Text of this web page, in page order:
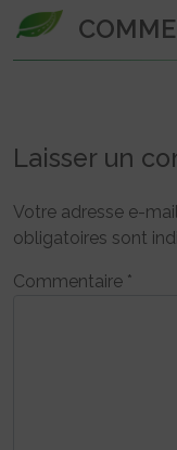
Laisser un
Votre adresse e-
obligatoires sont
Commentaire *